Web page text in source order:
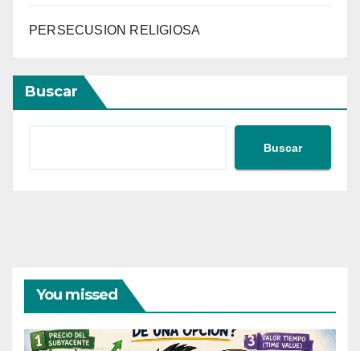
PERSECUSION RELIGIOSA
Buscar
Buscar
You missed